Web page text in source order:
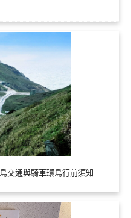
交通與騎車環島行前須知